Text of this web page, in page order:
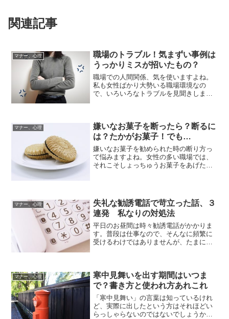
関連記事
マナー、心理
職場のトラブル！気まずい事例は
うっかりミスが招いたもの？
職場での人間関係、気を使いますよね。
私も女性ばかり大勢いる職場環境なの
で、いろいろなトラブルを見聞きしま
い結果になってしまったトラブ...
マナー、心理
嫌いなお菓子を断ったら？断るに
は？たかがお菓子！でも…
嫌いなお菓子を勧められた時の断り方っ
て悩みますよね。女性の多い職場では、
それこそしょっちゅうお菓子をあげた
有りました。個包装のもの...
マナー、心理
失礼な勧誘電話で苛立った話、３
連発 私なりの対処法
平日のお昼間は時々勧誘電話がかかりま
す。普段は仕事なので、そんなに頻繁に
受けるわけではありませんが、たまに不
が無く切ろうかなと思った...
マナー、心理
寒中見舞いを出す期間はいつま
で？書き方と使われ方あれこれ
「寒中見舞い」の言葉は知っているけれ
ど、実際に出したという方はそれほどい
らっしゃらないのではないでしょうか。